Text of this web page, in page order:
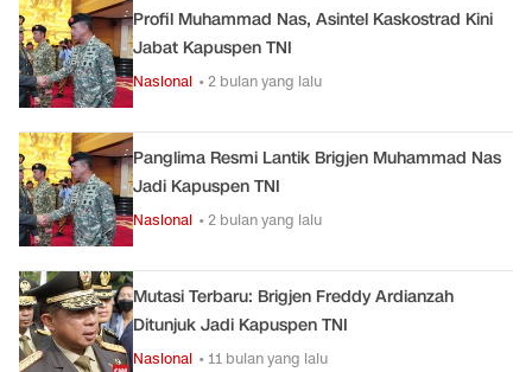
Profil Muhammad Nas, Asintel Kaskostrad Kini
Jabat Kapuspen TNI
Nasional • 2 bulan yang lalu
Panglima Resmi Lantik Brigjen Muhammad Nas
Jadi Kapuspen TNI
Nasional • 2 bulan yang lalu
Mutasi Terbaru: Brigjen Freddy Ardianzah
Ditunjuk Jadi Kapuspen TNI
Nasional • 11 bulan yang lalu